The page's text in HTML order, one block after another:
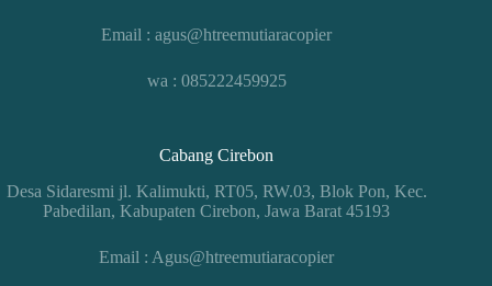
Email : agus@htreemutiaracopier
wa : 085222459925
Cabang Cirebon
Desa Sidaresmi jl. Kalimukti, RT05, RW.03, Blok Pon, Kec.
Pabedilan, Kabupaten Cirebon, Jawa Barat 45193
Email : Agus@htreemutiaracopier